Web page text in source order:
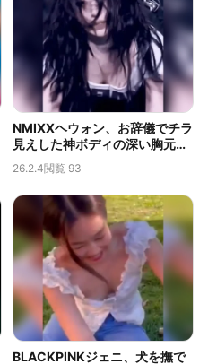
NMIXXヘウォン、お辞儀でチラ
見えした神ボディの深い胸元が
限界露出
26.2.4閲覧 93
BLACKPINKジェニ、犬を撫で